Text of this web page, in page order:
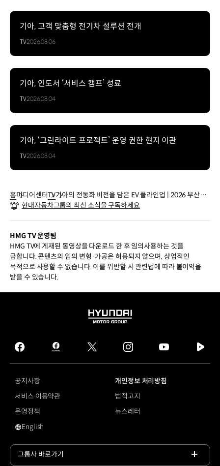
기아, 고객 맞춤형 전기차 설루션 전개
TV2026.08.06
기아, 인도서 ‘서비스 캠프’ 성료
TV2026.08.04
기아, ‘그린라이트 프로젝트’ 운영 권한 현지 이관
TV2026.08.04
홈미디어센터TV기아의 전동화 비전을 담은 EV 풀라인업 | 2026 부산모
빌리티쇼
현대자동차그룹의 최신 소식을 구독하세요
HMG TV 운영팀
HMG TV에 게재된 동영상을 다운로드 한 후 임의사용하는 것을
금합니다. 콘텐츠의 임의 변형·가공은 허용되지 않으며, 상업적인
목적으로 사용할 수 없습니다. 이를 위반할 시 관련법에 따라 불이익을
받을 수 있습니다.
HYUNDAI
GROUP
facebook
hmg
journal
twitter instagram
tv
공지사항
개인정보 처리방침
서비스 이용약관
법적고지
운영정책
뉴스레터
영문 사이트로 이동
English
그룹사 바로가기